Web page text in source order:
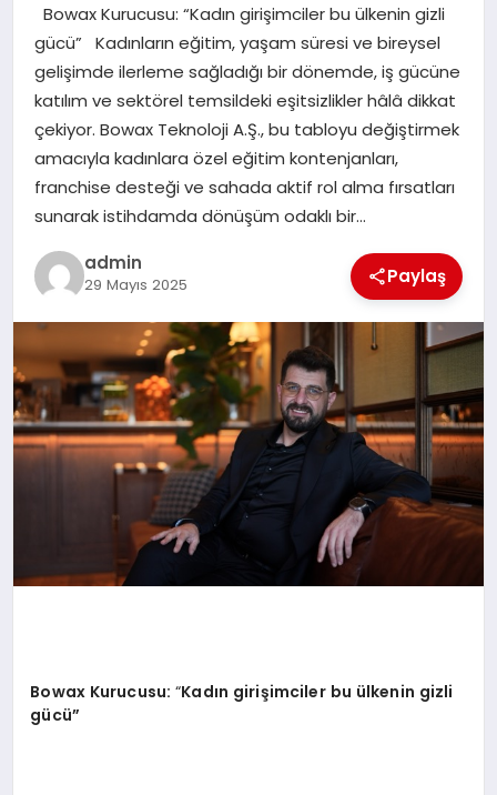
SAĞLIK
SIYASET
SPOR
TEKNOLOJI
YAŞAM
Bowax Kurucusu: “Kadın girişimciler bu ülkenin gizli
gücü” Kadınların eğitim, yaşam süresi ve bireysel
gelişimde ilerleme sağladığı bir dönemde, iş gücüne
katılım ve sektörel temsildeki eşitsizlikler hâlâ dikkat
çekiyor. Bowax Teknoloji A.Ş., bu tabloyu değiştirmek
amacıyla kadınlara özel eğitim kontenjanları,
franchise desteği ve sahada aktif rol alma fırsatları
sunarak istihdamda dönüşüm odaklı bir…
admin
29 Mayıs 2025 Paylaş
Bowax Kurucusu:“Kadın girişimciler bu ülkenin gizli
gücü”